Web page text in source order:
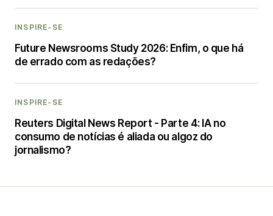
INSPIRE-SE
Future Newsrooms Study 2026: Enfim, o que há
de errado com as redações?
INSPIRE-SE
Reuters Digital News Report - Parte 4: IA no
consumo de notícias é aliada ou algoz do
jornalismo?